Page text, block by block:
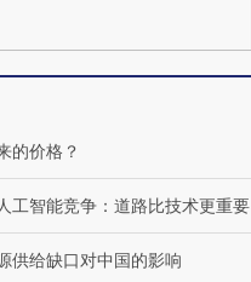
的价格？
工智能竞争：道路比技术更重要
供给缺口对中国的影响